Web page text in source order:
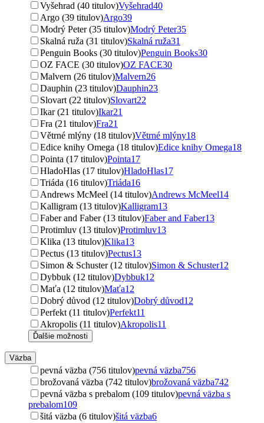
Vyšehrad (40 titulov)Vyšehrad40
Argo (39 titulov)Argo39
Modrý Peter (35 titulov)Modrý Peter35
Skalná ruža (31 titulov)Skalná ruža31
Penguin Books (30 titulov)Penguin Books30
OZ FACE (30 titulov)OZ FACE30
Malvern (26 titulov)Malvern26
Dauphin (23 titulov)Dauphin23
Slovart (22 titulov)Slovart22
Ikar (21 titulov)Ikar21
Fra (21 titulov)Fra21
Větrné mlýny (18 titulov)Větrné mlýny18
Edice knihy Omega (18 titulov)Edice knihy Omega18
Pointa (17 titulov)Pointa17
HladoHlas (17 titulov)HladoHlas17
Triáda (16 titulov)Triáda16
Andrews McMeel (14 titulov)Andrews McMeel14
Kalligram (13 titulov)Kalligram13
Faber and Faber (13 titulov)Faber and Faber13
Protimluv (13 titulov)Protimluv13
Klika (13 titulov)Klika13
Pectus (13 titulov)Pectus13
Simon & Schuster (12 titulov)Simon & Schuster12
Dybbuk (12 titulov)Dybbuk12
Maťa (12 titulov)Maťa12
Dobrý důvod (12 titulov)Dobrý důvod12
Perfekt (11 titulov)Perfekt11
Akropolis (11 titulov)Akropolis11
Ďalšie možnosti
Väzba
pevná väzba (756 titulov)pevná väzba756
brožovaná väzba (742 titulov)brožovaná väzba742
pevná väzba s prebalom (109 titulov)pevná väzba s
prebalom109
šitá väzba (6 titulov)šitá väzba6